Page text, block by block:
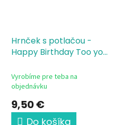
Hrnček s potlačou -
Happy Birthday Too you
Vyrobíme pre teba na
objednávku
9,50 €
Do košíka